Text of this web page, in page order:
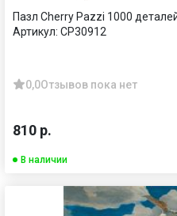
Пазл Cherry Pazzi 1000
Артикул: CP30912
0,0Отзывов пока нет
810 р.
В наличии